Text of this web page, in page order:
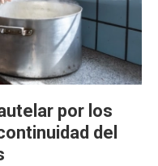
por los
del